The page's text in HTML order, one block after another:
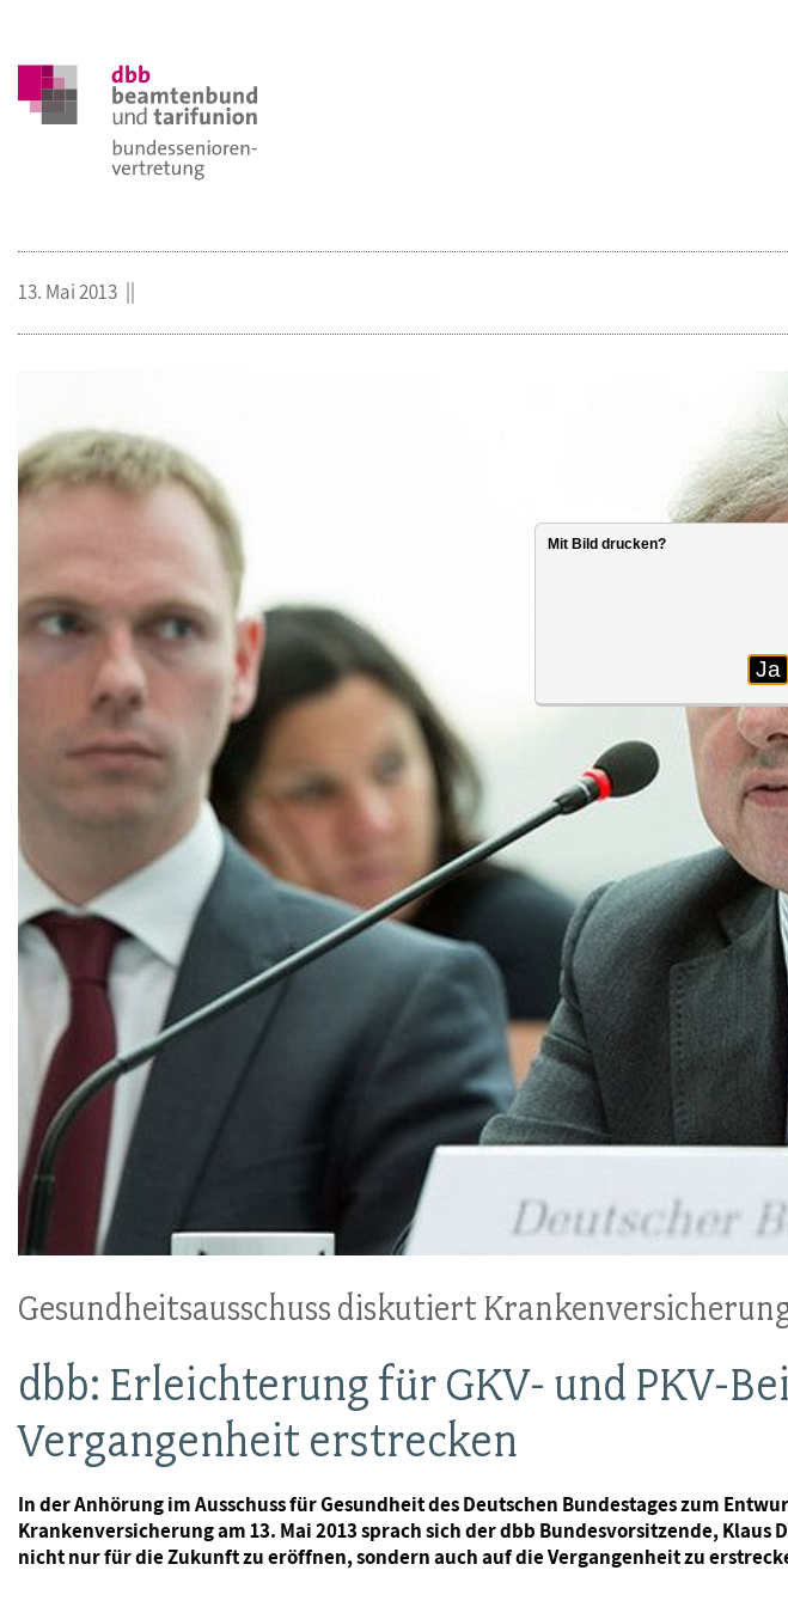
Gesundheitsausschuss diskutiert
dbb: Erleichterung für GKV- und PKV-
Vergangenheit erstrecken
In der Anhörung im Ausschuss für Gesundheit des Deutschen Bundestages zum
Krankenversicherung am 13. Mai 2013 sprach sich der dbb Bundesvorsitzende,
nicht nur für die Zukunft zu eröffnen, sondern auch auf die Vergangenheit zu
13. Mai 2013
Mit Bild drucken?
Ja